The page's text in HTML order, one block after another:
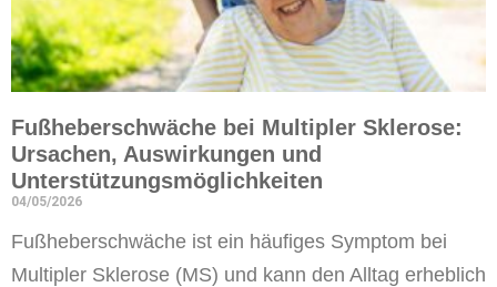
Fußheberschwäche bei Multipler Sklerose:
Ursachen, Auswirkungen und
Unterstützungsmöglichkeiten
04/05/2026
Fußheberschwäche ist ein häufiges Symptom bei
Multipler Sklerose (MS) und kann den Alltag erheblich